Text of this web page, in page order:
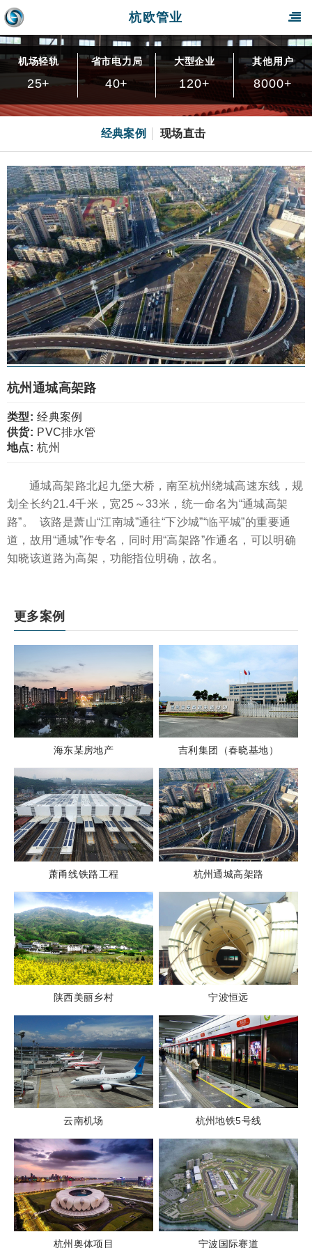
杭欧管业
机场轻轨
25+
省市电力局
40+
大型企业
120+
其他用户
8000+
经典案例 现场直击
杭州通城高架路
类型: 经典案例
供货: PVC排水管
地点: 杭州
通城高架路北起九堡大桥，南至杭州绕城高速东线，规
划全长约21.4千米，宽25～33米，统一命名为“通城高架
路”。 该路是萧山“江南城”通往“下沙城”“临平城”的重要通
道，故用“通城”作专名，同时用“高架路”作通名，可以明确
知晓该道路为高架，功能指位明确，故名。
更多案例
海东某房地产 吉利集团（春晓基地）
萧甬线铁路工程 杭州通城高架路
陕西美丽乡村 宁波恒远
云南机场 杭州地铁5号线
杭州奥体项目 宁波国际赛道